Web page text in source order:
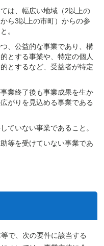
は、幅広い地域（2以上の
ら3以上の市町）からの参
。
、公益的な事業であり、構
とする事業や、特定の個人
とするなど、受益者が特定
業終了後も事業成果を生か
がりを見込める事業である
ていない事業であること。
等を受けていない事業であ
で、次の要件に該当する